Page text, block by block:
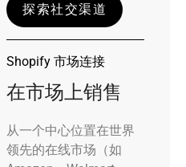
探索社交渠道
Shopify 市场连接
在市场上销售
从一个中心位置在世界
领先的在线市场（如